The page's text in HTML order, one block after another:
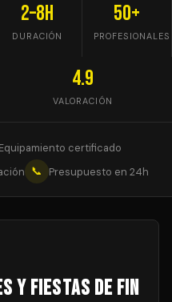
2–8h
DURACIÓN
50+
PROFESIONALES
4.9
VALORACIÓN
Equipamiento certificado
📞 Presupuesto en 24h
y Fiestas de Fin